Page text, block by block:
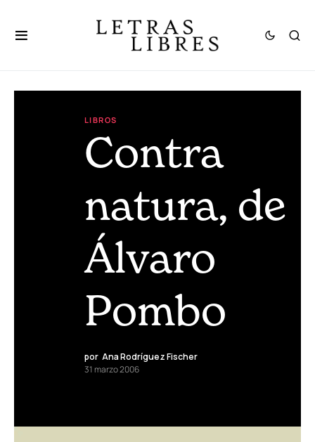
LIBROS
Contra
natura, de
Álvaro
Pombo
por Ana Rodríguez Fischer
31 marzo 2006